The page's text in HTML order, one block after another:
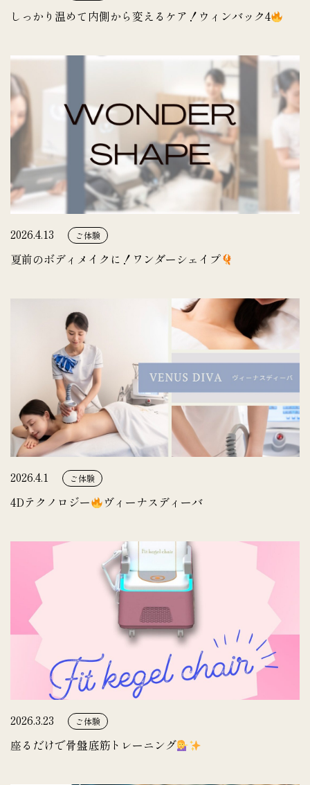
しっかり温めて内側から変えるケア！ウィンバック4
2026.4.13 ご体験
夏前のボディメイクに！ワンダーシェイプ
2026.4.1 ご体験
4Dテクノロジー ヴィーナスディーバ
2026.3.23 ご体験
座るだけで骨盤底筋トレーニング